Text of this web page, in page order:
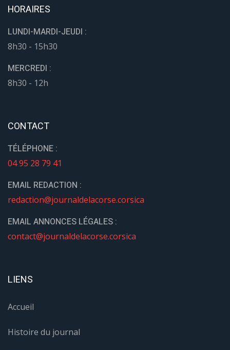
HORAIRES
LUNDI-MARDI-JEUDI :
8h30 - 15h30
MERCREDI :
8h30 - 12h
CONTACT
TÉLÉPHONE :
04 95 28 79 41
EMAIL REDACTION :
redaction@journaldelacorse.corsica
EMAIL ANNONCES LÉGALES :
contact@journaldelacorse.corsica
LIENS
Accueil
Histoire du journal